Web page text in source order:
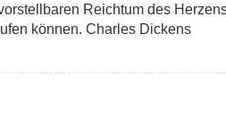
Reichtum des
können. Charles Dickens